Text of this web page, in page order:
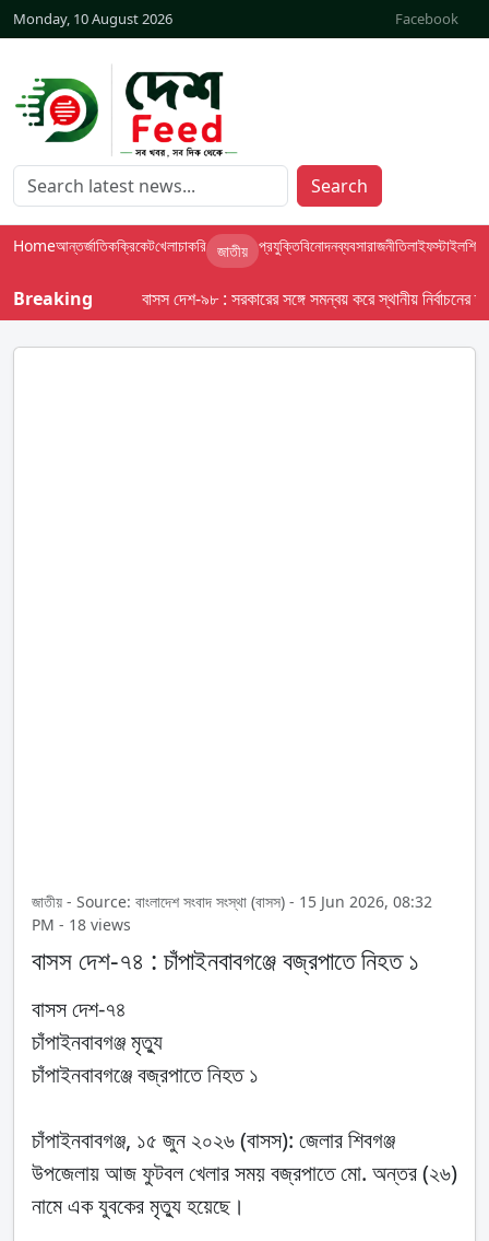
Monday, 10 August 2026 Facebook
Search
Homeআন্তর্জাতিকক্রিকেটখেলাচাকরি জাতীয় প্রযুক্তিবিনোদনব্যবসারাজনীতিলাইফস্টাইলশিক্ষা
Breaking বাসস দেশ-৯৮ : সরকারের সঙ্গে সমন্বয় করে স্থানীয় নির্বাচনের
জাতীয় - Source: বাংলাদেশ সংবাদ সংস্থা (বাসস) - 15 Jun 2026, 08:32
PM - 18 views
বাসস দেশ-৭৪ : চাঁপাইনবাবগঞ্জে বজ্রপাতে নিহত ১
বাসস দেশ-৭৪
চাঁপাইনবাবগঞ্জ মৃত্যু
চাঁপাইনবাবগঞ্জে বজ্রপাতে নিহত ১
চাঁপাইনবাবগঞ্জ, ১৫ জুন ২০২৬ (বাসস): জেলার শিবগঞ্জ
উপজেলায় আজ ফুটবল খেলার সময় বজ্রপাতে মো. অন্তর (২৬)
নামে এক যুবকের মৃত্যু হয়েছে।